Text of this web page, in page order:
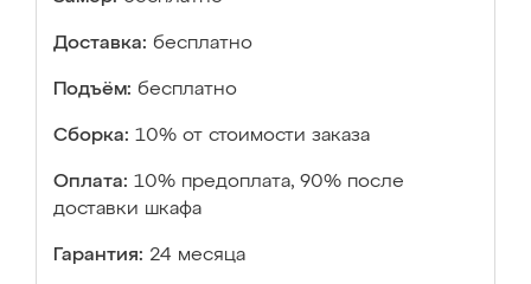
Доставка: бесплатно
Подъём: бесплатно
Сборка: 10% от стоимости заказа
Оплата: 10% предоплата, 90% после
доставки шкафа
Гарантия: 24 месяца